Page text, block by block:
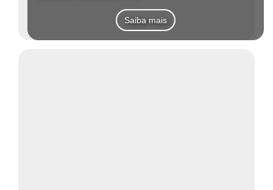
Saiba mais